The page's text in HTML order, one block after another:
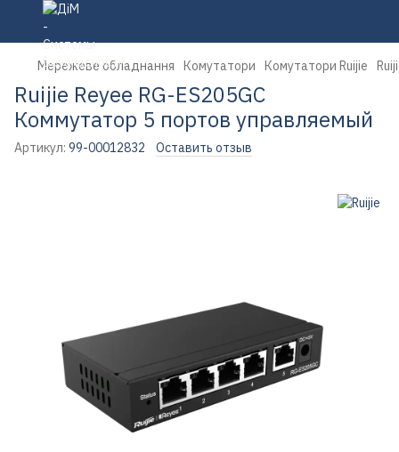
Мережеве обладнання Комутатори Комутатори Ruijie
Ruijie Reyee RG-ES205GC
Коммутатор 5 портов управляемый
Артикул: 99-00012832 Оставить отзыв